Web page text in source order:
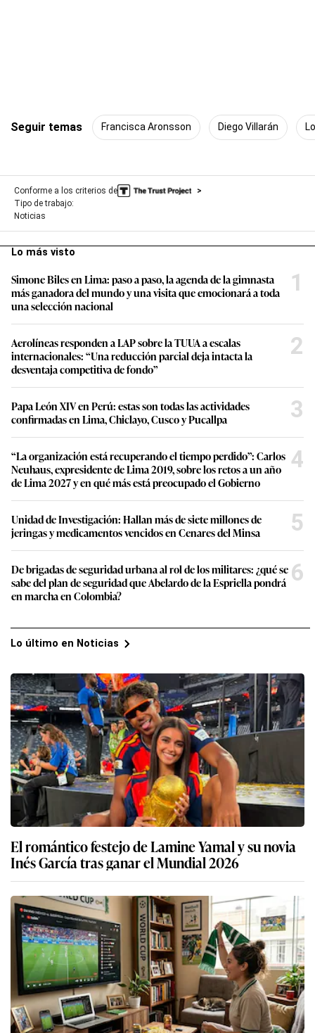
Seguir temas Francisca Aronsson Diego Villarán
Conforme a los criterios de
Tipo de trabajo:
Noticias
Lo más visto
Simone Biles en Lima: paso a paso, la agenda de la gimnasta
más ganadora del mundo y una visita que emocionará a toda
una selección nacional
1
Aerolíneas responden a LAP sobre la TUUA a escalas
internacionales: “Una reducción parcial deja intacta la
desventaja competitiva de fondo”
2
Papa León XIV en Perú: estas son todas las actividades
confirmadas en Lima, Chiclayo, Cusco y Pucallpa
3
“La organización está recuperando el tiempo perdido”: Carlos
Neuhaus, expresidente de Lima 2019, sobre los retos a un año
de Lima 2027 y en qué más está preocupado el Gobierno
4
Unidad de Investigación: Hallan más de siete millones de
jeringas y medicamentos vencidos en Cenares del Minsa
5
De brigadas de seguridad urbana al rol de los militares: ¿qué se
sabe del plan de seguridad que Abelardo de la Espriella pondrá
en marcha en Colombia?
6
Lo último en Noticias
El romántico festejo de Lamine Yamal y su novia
Inés García tras ganar el Mundial 2026